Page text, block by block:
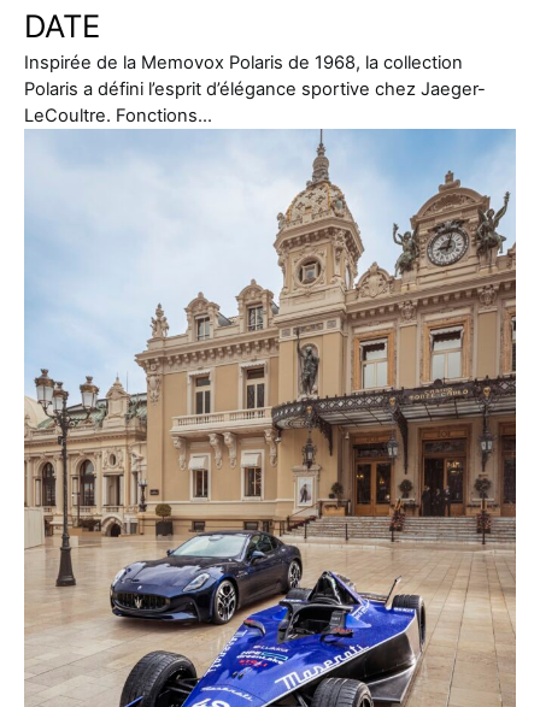
DATE
Inspirée de la Memovox Polaris de 1968, la collection
Polaris a défini l’esprit d’élégance sportive chez Jaeger-
LeCoultre. Fonctions…